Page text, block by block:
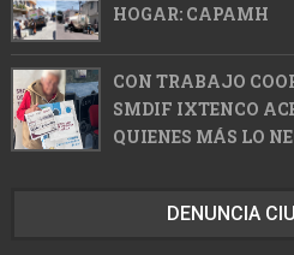
HOGAR: CAPAMH
CON TRABAJO
SMDIF IXTENCO
QUIENES MÁS LO
DENUNCIA